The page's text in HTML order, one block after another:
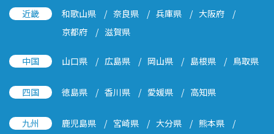
近畿 和歌山県 奈良県 兵庫県
大阪府
京都府
滋賀県
中国 山口県 広島県 岡山県 島根県 鳥取県
四国 徳島県 香川県 愛媛県 高知県
九州 鹿児島県 宮崎県 大分県
熊本県